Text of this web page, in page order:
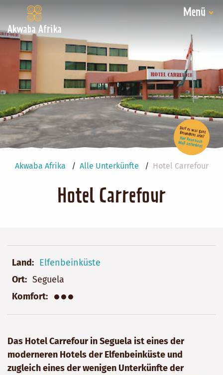
Akwaba Afrika
Menü
Akwaba Afrika Alle Unterkünfte Hotel Carrefour
Hotel Carrefour
Darf es was ganz Besonderes sein?
Hier Reise nach Maß anfordern!
Land
Elfenbeinküste
Ort
Seguela
Komfort
●●●
Das Hotel Carrefour in Seguela ist eines der
moderneren Hotels der Elfenbeinküste und
zugleich eines der wenigen Unterkünfte der